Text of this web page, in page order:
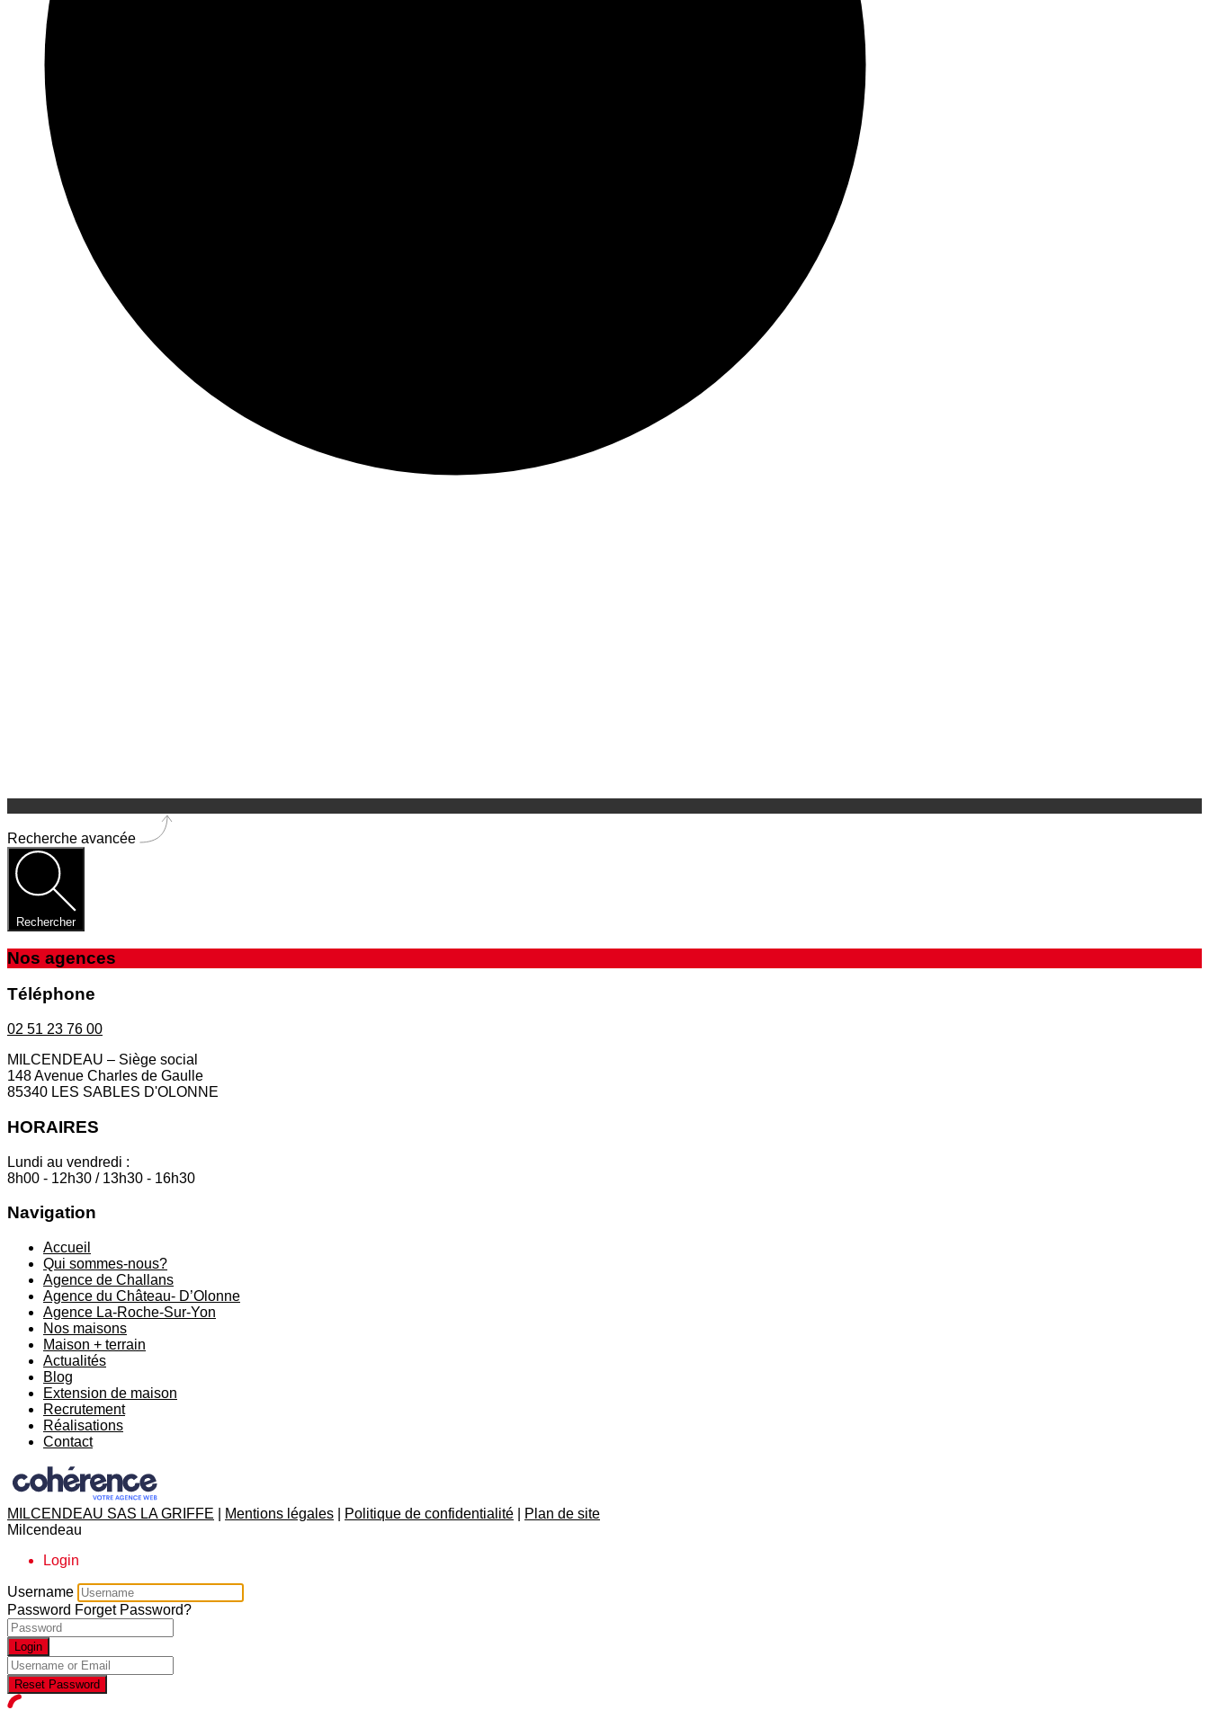
Recherche avancée
Rechercher
Nos agences
Téléphone
02 51 23 76 00
MILCENDEAU – Siège social
148 Avenue Charles de Gaulle
85340 LES SABLES D'OLONNE
HORAIRES
Lundi au vendredi :
8h00 - 12h30 / 13h30 - 16h30
Navigation
Accueil
Qui sommes-nous?
Agence de Challans
Agence du Château- D’Olonne
Agence La-Roche-Sur-Yon
Nos maisons
Maison + terrain
Actualités
Blog
Extension de maison
Recrutement
Réalisations
Contact
MILCENDEAU SAS LA GRIFFE Mentions légales Politique de confidentialité
Plan de site
Milcendeau
Login
Username
Password Forget Password?
Login
Reset Password